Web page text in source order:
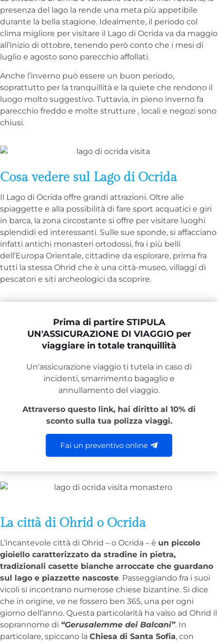
presenza del lago la rende una meta più appetibile
durante la bella stagione. Idealmente, il periodo col
clima migliore per visitare il Lago di Ocrida va da maggio
all’inizio di ottobre, tenendo però conto che i mesi di
luglio e agosto sono parecchio affollati.
Anche l’inverno può essere un buon periodo,
soprattutto per la tranquillità e la quiete che rendono il
luogo molto suggestivo. Tuttavia, in pieno inverno fa
parecchio freddo e molte strutture , locali e negozi sono
chiusi.
Cosa vedere sul Lago di Ocrida
Il Lago di Ocrida offre grandi attrazioni. Oltre alle
spiaggette e alla possibilità di fare sport acquatici e giri
in barca, la zona circostante si offre per visitare luoghi
splendidi ed interessanti. Sulle sue sponde, si affacciano
infatti antichi monasteri ortodossi, fra i più belli
dell’Europa Orientale, cittadine da esplorare, prima fra
tutti la stessa Ohrid che è una città-museo, villaggi di
pescatori e siti archeologici da scoprire.
Prima di partire STIPULA
UN'ASSICURAZIONE DI VIAGGIO per
viaggiare in totale tranquillità
Un'assicurazione viaggio ti tutela in caso di
incidenti, smarrimento bagaglio e
annullamento del viaggio.
Attraverso questo link, hai diritto al 10% di
sconto sulla tua polizza viaggi.
Fai un preventivo online
La città di Ohrid o Ocrida
L’incantevole città di Ohrid – o Ocrida – è un piccolo
gioiello caratterizzato da stradine in pietra,
tradizionali casette bianche arroccate che guardano
sul lago e piazzette nascoste. Passeggiando fra i suoi
vicoli si incontrano numerose chiese bizantine. Si dice
che in origine, ve ne fossero ben 365, una per ogni
giorno dell’anno. Questa particolarità ha valso ad Ohrid il
soprannome di “Gerusalemme dei Balcani”. In
particolare, spiccano la Chiesa di Santa Sofia, con